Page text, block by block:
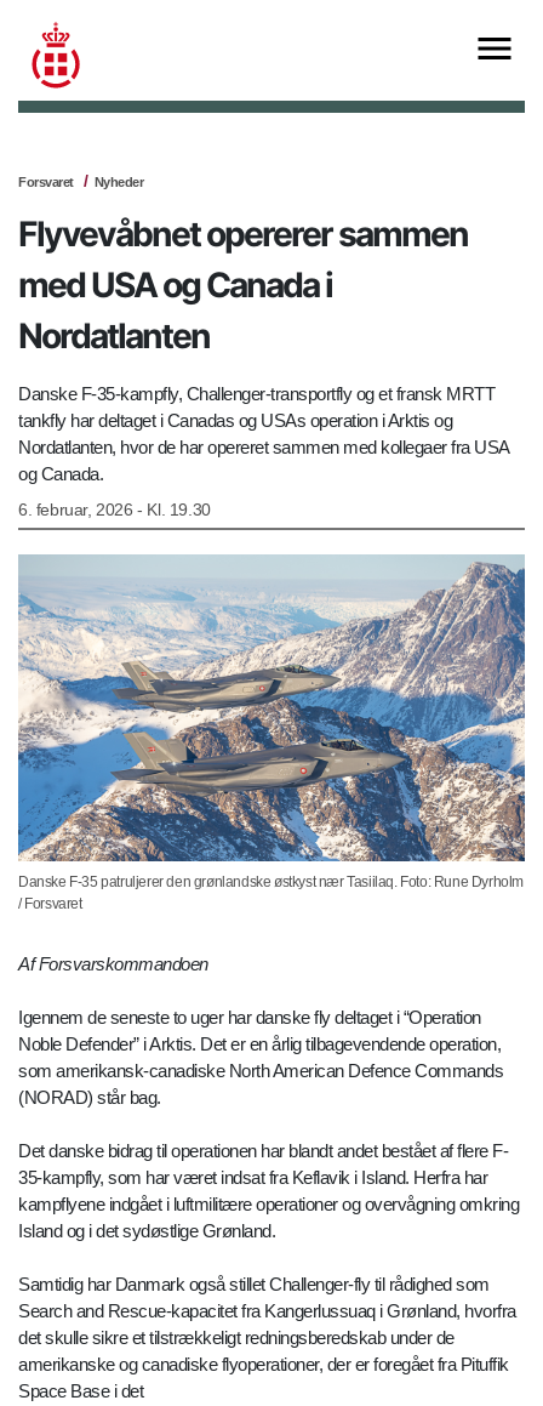
Forsvaret Nyheder
Flyvevåbnet opererer sammen
med USA og Canada i
Nordatlanten
Danske F-35-kampfly, Challenger-transportfly og et fransk MRTT
tankfly har deltaget i Canadas og USAs operation i Arktis og
Nordatlanten, hvor de har opereret sammen med kollegaer fra USA
og Canada.
6. februar, 2026 - Kl. 19.30
Danske F-35 patruljerer den grønlandske østkyst nær Tasiilaq. Foto: Rune Dyrholm
/ Forsvaret
Af Forsvarskommandoen
Igennem de seneste to uger har danske fly deltaget i “Operation
Noble Defender” i Arktis. Det er en årlig tilbagevendende operation,
som amerikansk-canadiske North American Defence Commands
(NORAD) står bag.
Det danske bidrag til operationen har blandt andet bestået af flere F-
35-kampfly, som har været indsat fra Keflavik i Island. Herfra har
kampflyene indgået i luftmilitære operationer og overvågning omkring
Island og i det sydøstlige Grønland.
Samtidig har Danmark også stillet Challenger-fly til rådighed som
Search and Rescue-kapacitet fra Kangerlussuaq i Grønland, hvorfra
det skulle sikre et tilstrækkeligt redningsberedskab under de
amerikanske og canadiske flyoperationer, der er foregået fra Pituffik
Space Base i det